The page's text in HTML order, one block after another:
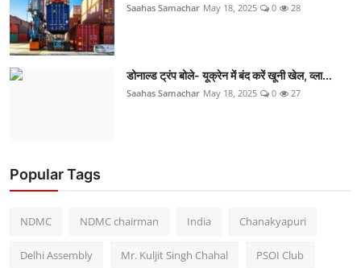
Saahas Samachar May 18, 2025 0 28
डोनाल्ड ट्रंप बोले- यूक्रेन में बंद करें खूनी खेल, व्ला...
Saahas Samachar May 18, 2025 0 27
Popular Tags
NDMC NDMC chairman India Chanakyapuri
Delhi Assembly Mr. Kuljit Singh Chahal PSOI Club